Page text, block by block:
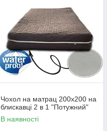
Чохол на матрац 200х200 на
блискавці 2 в 1 "Потужний"
В наявності